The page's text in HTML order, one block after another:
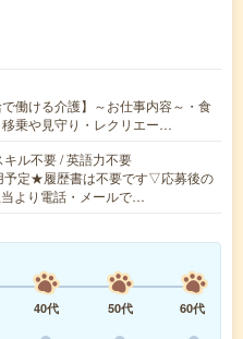
で働ける介護】～お仕事内容～・食
乗や見守り・レクリエー…
ル不要 / 英語力不要
定★履歴書は不要です▽応募後の
より電話・メールで…
40代 50代
60代